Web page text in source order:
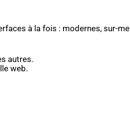
à la fois : modernes, sur-
autres.
web.